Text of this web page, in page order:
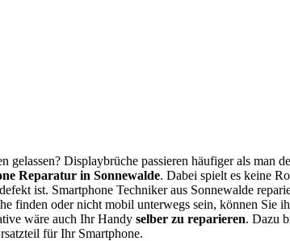
Displaybrüche passieren häufiger als man
Reparatur in Sonnewalde. Dabei spielt es keine
defekt ist. Smartphone Techniker aus Sonnewalde
finden oder nicht mobil unterwegs sein, können Sie
wäre auch Ihr Handy selber zu reparieren. Dazu
für Ihr Smartphone.